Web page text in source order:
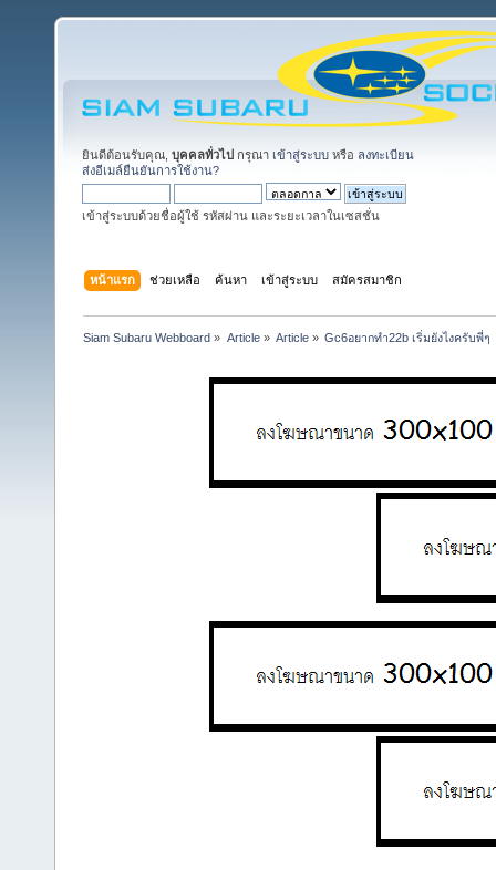
ยินดีต้อนรับคุณ, บุคคลทั่วไป กรุณา เข้าสู่ระบบ หรือ ลงทะเบียน
ส่งอีเมล์ยืนยันการใช้งาน?
เข้าสู่ระบบด้วยชื่อผู้ใช้ รหัสผ่าน และระยะเวลาในเซสชั่น
หน้าแรก ช่วยเหลือ ค้นหา เข้าสู่ระบบ สมัครสมาชิก
Siam Subaru Webboard » Article» Article» Gc6อยากทำ22b เริ่มยังไงครับพี่ๆ